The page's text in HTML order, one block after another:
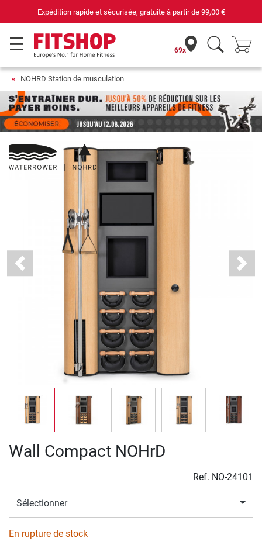
et sécurisée, gratuite à partir de99,00 €
69x
NOHRD Station de musculation
Previous Next
Wall Compact NOHrD
Ref. NO-24101
Sélectionner
En rupture de stock